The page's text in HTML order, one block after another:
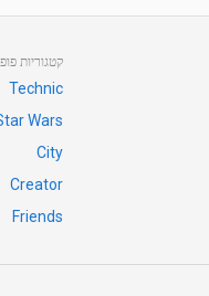
קטגוריות
Technic
Wars
City
Creator
Friends